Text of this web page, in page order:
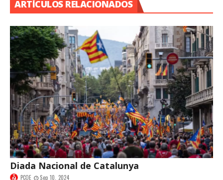
ARTÍCULOS RELACIONADOS
Diada Nacional de Catalunya
PCOE Sep 10, 2024